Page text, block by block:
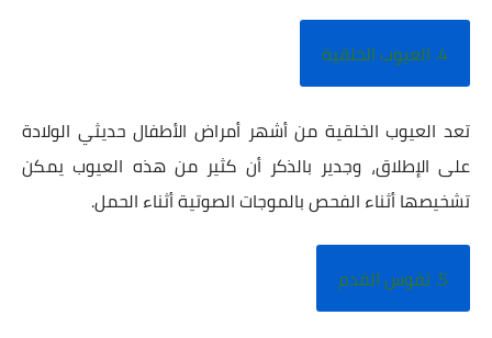
4. العيوب الخلقية
تعد العيوب الخلقية ﻣﻦ أشهر أمراض الأطفال حديثي الولادة
على الإطلاق، وجدير بالذكر أن كثير من هذه العيوب يمكن
تشخيصها أثناء الفحص بالموجات الصوتية أثناء الحمل.
5. تقوس القدم